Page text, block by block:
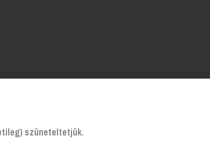
szüneteltetjük.